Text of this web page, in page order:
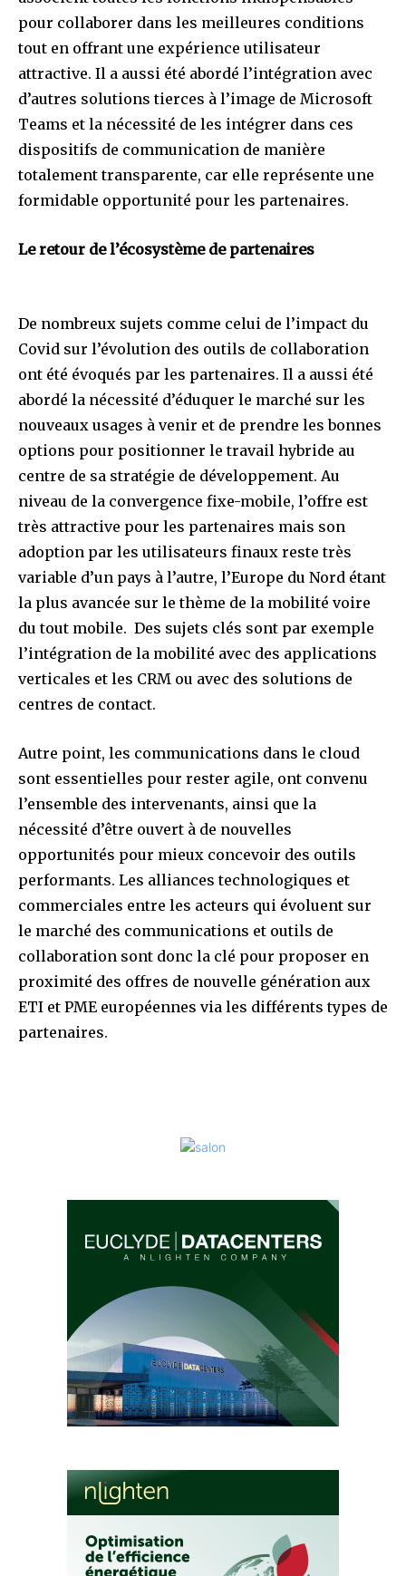
pour collaborer dans les meilleures conditions
tout en offrant une expérience utilisateur
attractive. Il a aussi été abordé l’intégration avec
d’autres solutions tierces à l’image de Microsoft
Teams et la nécessité de les intégrer dans ces
dispositifs de communication de manière
totalement transparente, car elle représente une
formidable opportunité pour les partenaires.
Le retour de l’écosystème de partenaires
De nombreux sujets comme celui de l’impact du
Covid sur l’évolution des outils de collaboration
ont été évoqués par les partenaires. Il a aussi été
abordé la nécessité d’éduquer le marché sur les
nouveaux usages à venir et de prendre les bonnes
options pour positionner le travail hybride au
centre de sa stratégie de développement. Au
niveau de la convergence fixe-mobile, l’offre est
très attractive pour les partenaires mais son
adoption par les utilisateurs finaux reste très
variable d’un pays à l’autre, l’Europe du Nord étant
la plus avancée sur le thème de la mobilité voire
du tout mobile. Des sujets clés sont par exemple
l’intégration de la mobilité avec des applications
verticales et les CRM ou avec des solutions de
centres de contact.
Autre point, les communications dans le cloud
sont essentielles pour rester agile, ont convenu
l’ensemble des intervenants, ainsi que la
nécessité d’être ouvert à de nouvelles
opportunités pour mieux concevoir des outils
performants. Les alliances technologiques et
commerciales entre les acteurs qui évoluent sur
le marché des communications et outils de
collaboration sont donc la clé pour proposer en
proximité des offres de nouvelle génération aux
ETI et PME européennes via les différents types de
partenaires.